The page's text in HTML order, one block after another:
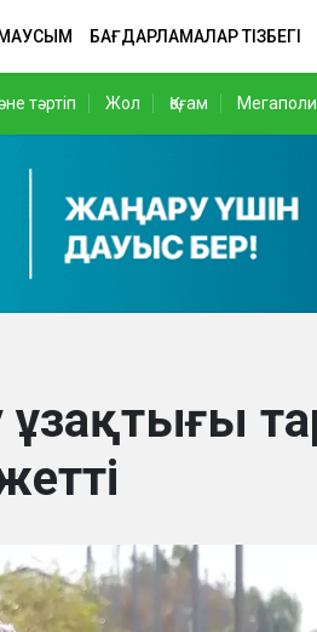
БАҒДАРЛАМАЛАР ТІЗБЕГІ
тәртіп Жол Қоғам
ұзақтығы